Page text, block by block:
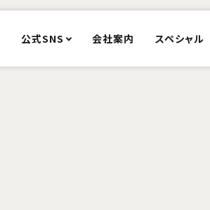
公式SNS 会社案内 スペシャル